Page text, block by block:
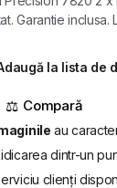
lei.
lei.
Garantie
la lista de
⚖
au
dintr-un
clienți